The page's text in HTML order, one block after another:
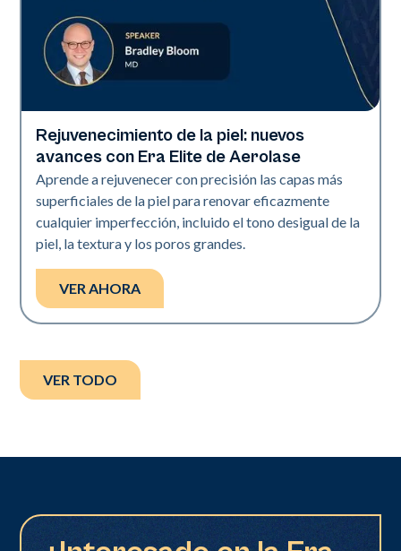
Era Elite
Rejuvenecimiento de la piel: nuevos
avances con Era Elite de Aerolase
Aprende a rejuvenecer con precisión las capas más
superficiales de la piel para renovar eficazmente
cualquier imperfección, incluido el tono desigual de la
piel, la textura y los poros grandes.
VER AHORA
VER TODO